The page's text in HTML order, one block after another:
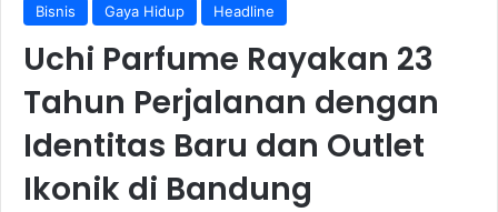
Bisnis Gaya Hidup Headline
Uchi Parfume Rayakan 23
Tahun Perjalanan dengan
Identitas Baru dan Outlet
Ikonik di Bandung